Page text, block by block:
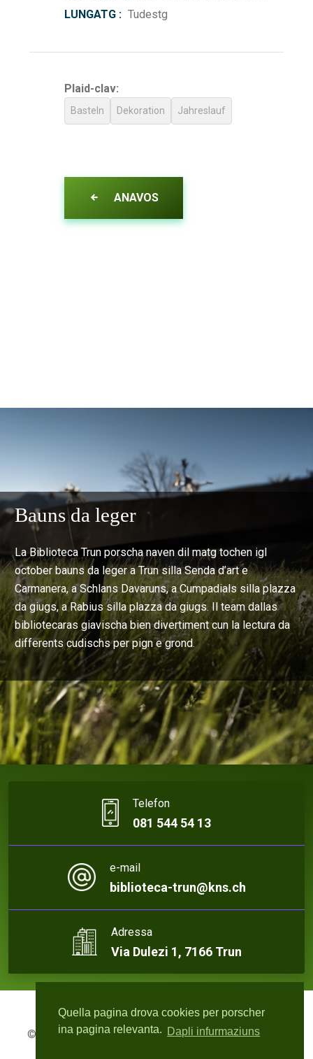
Quella pagina drova cookies per porscher
ina pagina relevanta. Dapli infurmaziuns
LUNGATG : Tudestg
Plaid-clav:
Basteln Dekoration Jahreslauf
ANAVOS
Bauns da leger
La Biblioteca Trun porscha naven dil matg tochen igl
october bauns da leger a Trun silla Senda d’art e
Carmanera, a Schlans Davaruns, a Cumpadials silla plazza
da giugs, a Rabius silla plazza da giugs. Il team dallas
bibliotecaras giavischa bien divertiment cun la lectura da
differents cudischs per pign e grond.
Telefon
081 544 54 13
e-mail
biblioteca-trun@kns.ch
Adressa
Via Dulezi 1, 7166 Trun
© 2026 Biblioteca Trun | Webdesign:rute4.ch - Roger